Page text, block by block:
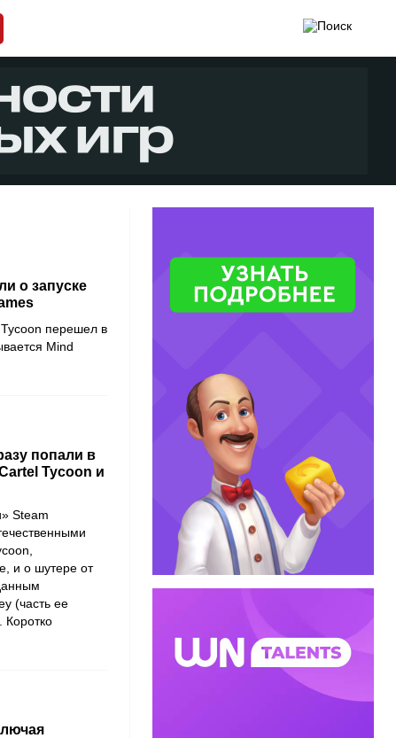
о запуске
Tycoon перешел в
Mind
попали в
Tycoon и
Steam
, и о шутере от
(часть ее